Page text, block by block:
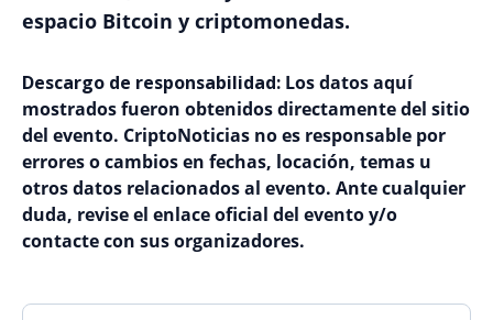
espacio Bitcoin y criptomonedas.
Descargo de responsabilidad: Los datos aquí
mostrados fueron obtenidos directamente del sitio
del evento. CriptoNoticias no es responsable por
errores o cambios en fechas, locación, temas u
otros datos relacionados al evento. Ante cualquier
duda, revise el enlace oficial del evento y/o
contacte con sus organizadores.